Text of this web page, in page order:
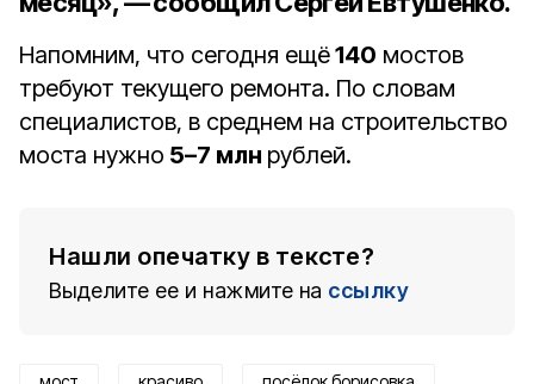
Напомним, что сегодня ещё140 мостов
требуют текущего ремонта. По словам
специалистов, в среднем на строительство
моста нужно 5–7 млн рублей.
Нашли опечатку в тексте?
Выделите ее и нажмите на ссылку